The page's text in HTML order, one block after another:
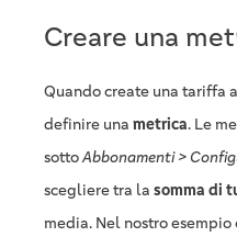
Creare una
Quando create una tariffa
definire una metrica. Le
sottoAbbonamenti >
scegliere tra la somma di
media. Nel nostro